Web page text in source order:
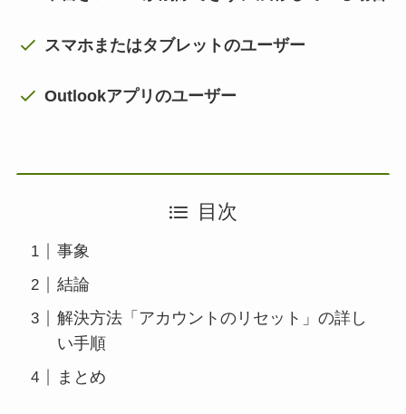
スマホまたはタブレットのユーザー
Outlookアプリのユーザー
目次
事象
結論
解決方法「アカウントのリセット」の詳し
い手順
まとめ